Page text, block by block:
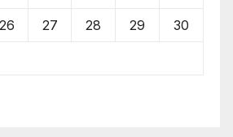
26 27 28 29 30